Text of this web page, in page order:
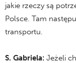
jakie rzeczy są
Polsce. Tam
transportu.
S. Gabriela: Jeżeli